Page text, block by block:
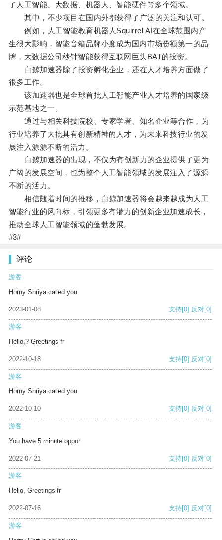
了人工智能、大数据、机器人、智能硬件等多个领域。
其中，不少项目在国内外都获得了广泛的关注和认可。
例如，人工智能教育机器人Squirrel AI在全球范围内产
生很大影响，智能音箱品牌小度成为国内市场份额第一的品
牌，大数据公司秒针智能获得互联网巨头BAT的投资。
白鲸加速器除了投资孵化企业，还在人才培养方面做了
很多工作。
该加速器也是全球首批人工智能产业人才培养的国家级
示范基地之一。
通过与相关科技院校、专家学者、知名企业等合作，为
行业培养了大批具有创新精神的人才，为未来科技行业的发
展注入源源不断的活力。
白鲸加速器的出现，不仅为有创新力的企业提供了更为
广阔的发展空间，也为整个人工智能领域的发展注入了源源
不断的活力。
相信随着时间的推移，白鲸加速器将会越来越成为人工
智能行业的风向标，引领更多有潜力的创新企业加速成长，
推动全球人工智能领域的蓬勃发展。
#3#
评论
游客
Horny Shriya called you
2023-01-08 支持[0] 反对[0]
游客
Hello,? Greetings fr
2022-10-18 支持[0] 反对[0]
游客
Horny Shriya called you
2022-10-10 支持[0] 反对[0]
游客
You have 5 minute oppor
2022-07-21 支持[0] 反对[0]
游客
Hello, Greetings fr
2022-07-16 支持[0] 反对[0]
游客